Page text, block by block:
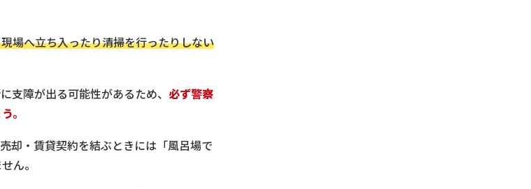
場へ立ち入ったり清掃を行ったりしない
支障が出る可能性があるため、 必ず警察
。
却・賃貸契約を結ぶときには「風呂場で
ん。